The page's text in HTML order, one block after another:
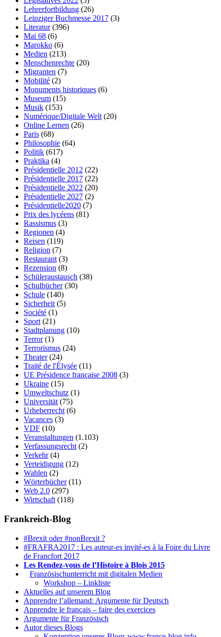
Lehrerfortbildung (26)
Leipziger Buchmesse 2017 (3)
Literatur(396)
Mai 68 (6)
Marokko (6)
Medien (213)
Menschenrechte (20)
Migranten (7)
Mobilité (2)
Monuments historiques (6)
Museum (15)
Musik (153)
Numérique/Digitale Welt (20)
Online Lernen (26)
Paris (68)
Philosophie (64)
Politik (617)
Praktika (4)
Présidentielle 2012 (22)
Présidentielle 2017 (22)
Présidentielle 2022 (20)
Présidentielle 2027 (2)
Présidentielle2020 (7)
Prix des lycéens (81)
Rassismus (3)
Regionen (4)
Reisen (119)
Religion (7)
Restaurant (3)
Rezension (8)
Schüleraustausch (38)
Schulbücher(30)
Schule (140)
Sicherheit (5)
Société (1)
Sport (21)
Stadtplanung (10)
Terror(1)
Terrorismus (24)
Theater(24)
Traité de l'Élysée (11)
UE Présidence française 2008 (3)
Ukraine (15)
Umweltschutz (1)
Universität (75)
Urheberrecht (6)
Vacances (3)
VDF (10)
Veranstaltungen (1.103)
Verfassungsrecht (2)
Verkehr(4)
Verteidigung (12)
Wahlen (2)
Wörterbücher(11)
Web 2.0 (297)
Wirtschaft (118)
Frankreich-Blog
#Brexit oder #nonBrexit ?
#FRAFRA2017 : Les auteur-es invité-es à la Foire du Livre
de Francfort 2017
Les Rendez-vous de l’Histoire à Blois 2015
Französischunterricht mit digitalen Medien
Workshop – Linkliste
Aktuelles auf unserem Blog
Apprendre l’allemand: Argumente für Deutsch
Apprendre le français – faire des exercices
Argumente für Französisch
Autor dieses Blogs